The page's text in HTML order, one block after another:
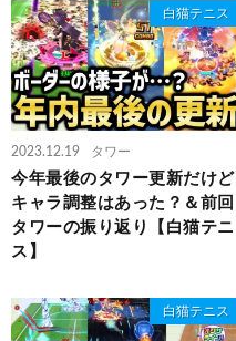
白猫テニス
2023.12.19 タワー
今年最後のタワー更新だけど
キャラ調整はあった？＆前回
タワーの振り返り【白猫テニ
ス】
白猫テニス